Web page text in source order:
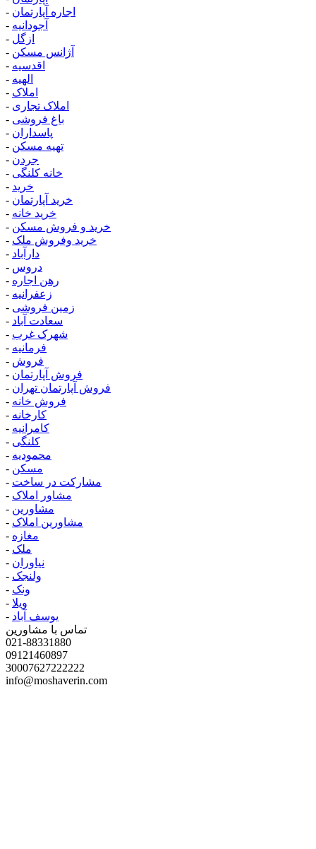
- اجاره آپارتمان
- آجودانیه
- ازگل
- آژانس مسکن
- اقدسیه
- الهیه
- املاک
- املاک تجاری
- باغ فروشی
- پاسداران
- تهیه مسکن
- جردن
- خانه کلنگی
- خرید
- خرید آپارتمان
- خرید خانه
- خرید و فروش مسکن
- خرید وفروش ملک
- دارآباد
- دروس
- رهن اجاره
- زعفرانیه
- زمین فروشی
- سعادت آباد
- شهرک غرب
- فرمانیه
- فروش
- فروش آپارتمان
- فروش آپارتمان تهران
- فروش خانه
- کارخانه
- کامرانیه
- کلنگی
- محمودیه
- مسکن
- مشارکت در ساخت
- مشاور املاک
- مشاورین
- مشاورین املاک
- مغازه
- ملک
- نیاوران
- ولنجک
- ونک
- ویلا
- یوسف آباد
تماس با مشاورین
021-88331880
09121460897
30007627222222
info@moshaverin.com